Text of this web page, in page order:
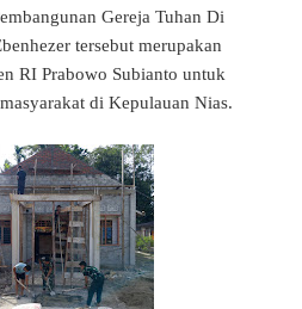
Gereja Tuhan Di
tersebut merupakan
RI Prabowo Subianto untuk
di Kepulauan Nias.